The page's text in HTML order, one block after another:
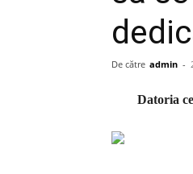
De către admin -
Datoria